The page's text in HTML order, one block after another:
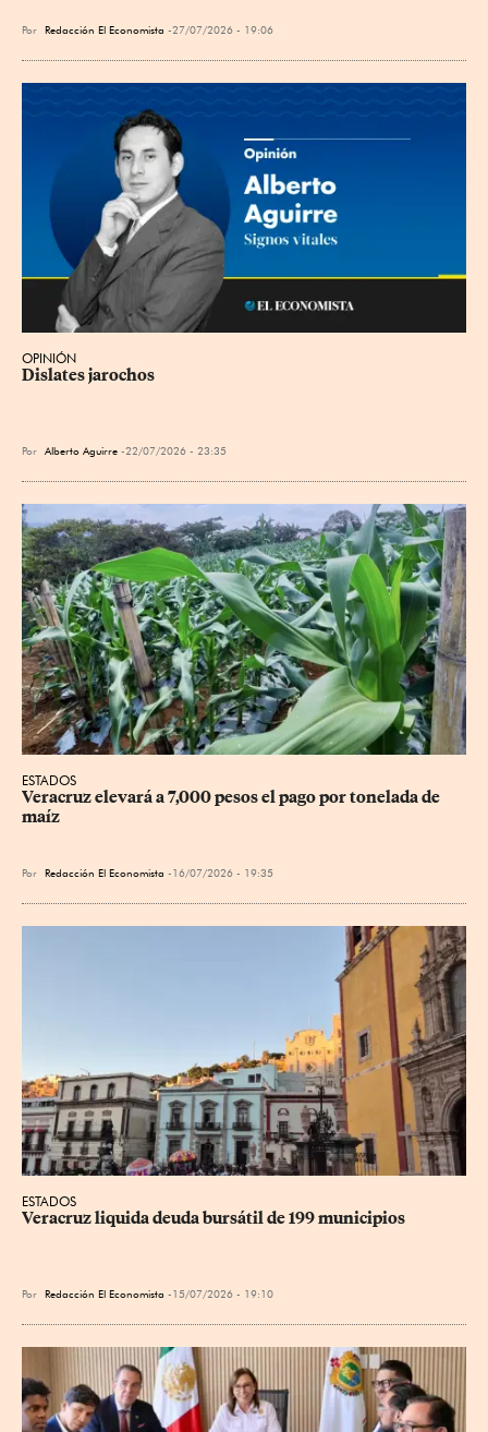
Por Redacción El Economista 27/07/2026 - 19:06
OPINIÓN
Dislates jarochos
Por Alberto Aguirre 22/07/2026 - 23:35
ESTADOS
Veracruz elevará a 7,000 pesos el pago por tonelada de
maíz
Por Redacción El Economista 16/07/2026 - 19:35
ESTADOS
Veracruz liquida deuda bursátil de 199 municipios
Por Redacción El Economista 15/07/2026 - 19:10